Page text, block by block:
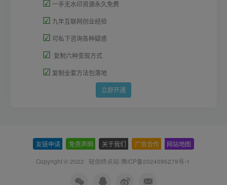
一手无水印资源永久免费
☑ 九年互联网创业经验
☑ 可私下咨询各种疑惑
☑ 复制六种变现方式
☑ 复制全套方法包落地
立即开通
友链申请 免责声明 关于我们 广告合作 网站地图
Copyright © 2022 · 轻创终点站-豫ICP备2024095279号-1